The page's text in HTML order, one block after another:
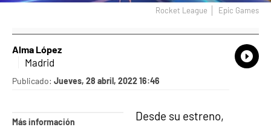
Rocket League Epic Games
Alma López
Madrid
Publicado: Jueves, 28 abril, 2022 16:46
Más información
Desde su estreno,